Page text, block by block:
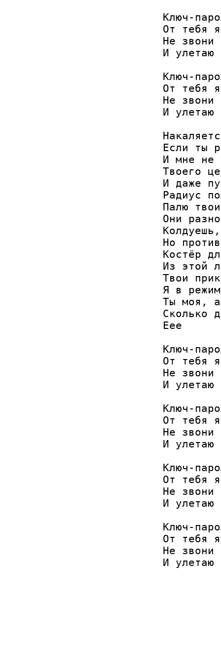
Ключ-
От тебя
Не звони
И улетаю
Ключ-
От тебя
Не звони
И улетаю
Если ты
И мне не
Твоего
И даже
Радиус
Палю
Они
Но
Костёр
Из этой
Твои
Я в
Ты моя,
Сколько
Еее
Ключ-
От тебя
Не звони
И улетаю
Ключ-
От тебя
Не звони
И улетаю
Ключ-
От тебя
Не звони
И улетаю
Ключ-
От тебя
Не звони